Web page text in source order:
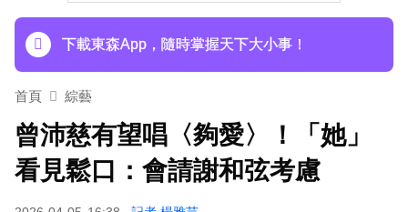
下載東森App，隨時掌握天下大小事！
首頁 綜藝
曾沛慈有望唱〈夠愛〉！「她」
看見鬆口：會請謝和弦考慮